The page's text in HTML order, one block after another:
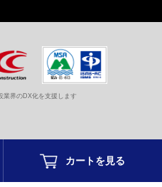
カートを見る
業界のDX化を支援します